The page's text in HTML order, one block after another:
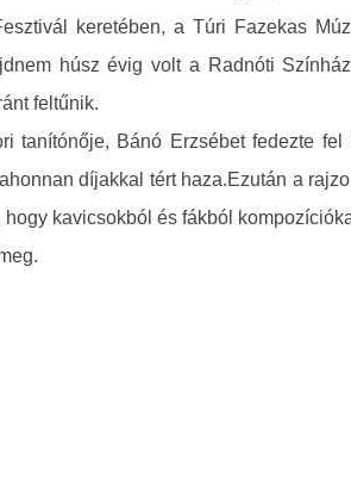
keretében, a Túri Fazekas
húsz évig volt a Radnóti
feltűnik.
tanítónője, Bánó Erzsébet fedezte
díjakkal tért haza.Ezután a
kavicsokból és fákból